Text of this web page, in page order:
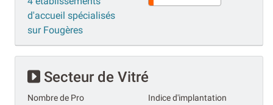
d'accueil spécialisés
sur Fougères
Secteur de Vitré
Nombre de Pro Indice d'implantation